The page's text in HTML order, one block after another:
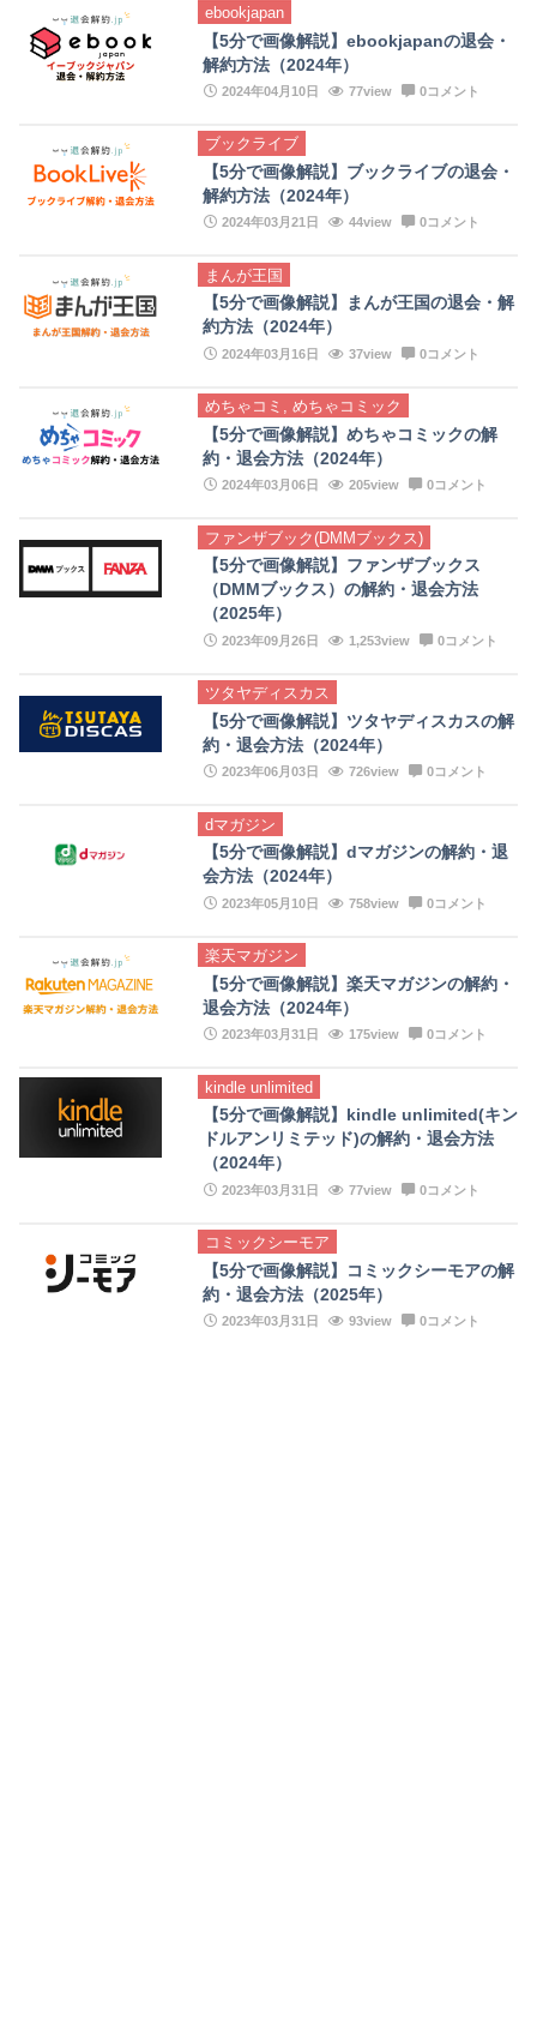
ebookjapan
【5分で画像解説】ebookjapanの退会・
解約方法（2024年）
2024年04月10日 77view 0コメント
ブックライブ
【5分で画像解説】ブックライブの退会・
解約方法（2024年）
2024年03月21日 44view 0コメント
まんが王国
【5分で画像解説】まんが王国の退会・解
約方法（2024年）
2024年03月16日 37view 0コメント
めちゃコミ, めちゃコミック
【5分で画像解説】めちゃコミックの解
約・退会方法（2024年）
2024年03月06日 205view 0コメント
ファンザブック(DMMブックス)
【5分で画像解説】ファンザブックス
（DMMブックス）の解約・退会方法
（2025年）
2023年09月26日 1,253view 0コメント
ツタヤディスカス
【5分で画像解説】ツタヤディスカスの解
約・退会方法（2024年）
2023年06月03日 726view 0コメント
dマガジン
【5分で画像解説】dマガジンの解約・退
会方法（2024年）
2023年05月10日 758view 0コメント
楽天マガジン
【5分で画像解説】楽天マガジンの解約・
退会方法（2024年）
2023年03月31日 175view 0コメント
kindle unlimited
【5分で画像解説】kindle unlimited(キン
ドルアンリミテッド)の解約・退会方法
（2024年）
2023年03月31日 77view 0コメント
コミックシーモア
【5分で画像解説】コミックシーモアの解
約・退会方法（2025年）
2023年03月31日 93view 0コメント